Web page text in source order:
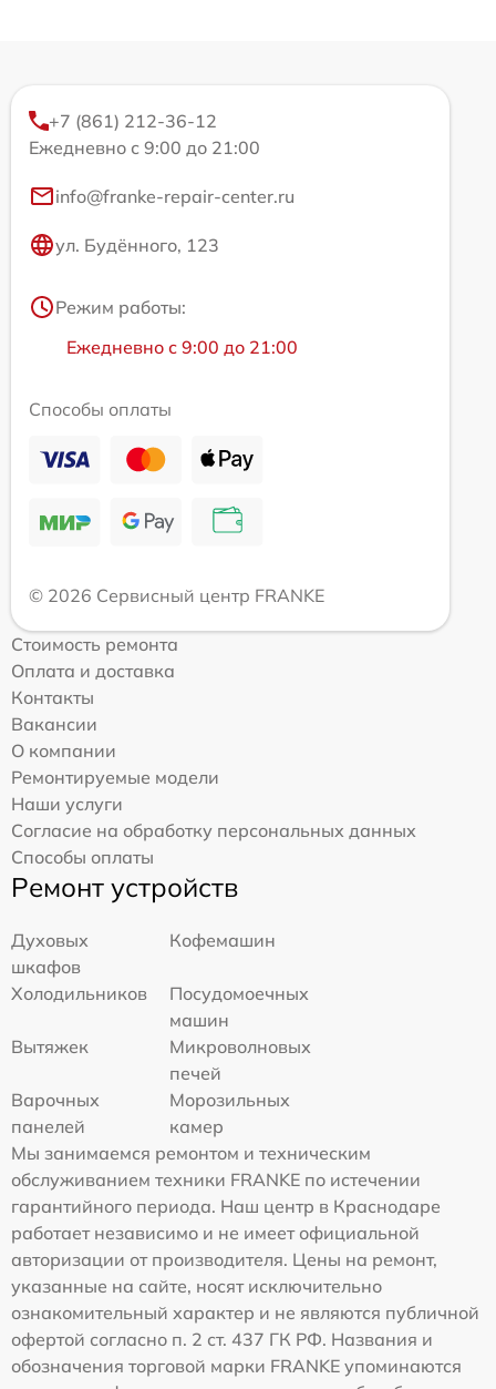
+7 (861) 212-36-12
Ежедневно с 9:00 до 21:00
info@franke-repair-center.ru
ул. Будённого, 123
Режим работы:
Ежедневно с 9:00 до 21:00
Способы оплаты
© 2026 Сервисный центр FRANKE
Стоимость ремонта
Оплата и доставка
Контакты
Вакансии
О компании
Ремонтируемые модели
Наши услуги
Согласие на обработку персональных данных
Способы оплаты
Ремонт устройств
Духовых
шкафов
Кофемашин
Холодильников
Посудомоечных
машин
Вытяжек
Микроволновых
печей
Варочных
панелей
Морозильных
камер
Мы занимаемся ремонтом и техническим
обслуживанием техники FRANKE по истечении
гарантийного периода. Наш центр в Краснодаре
работает независимо и не имеет официальной
авторизации от производителя. Цены на ремонт,
указанные на сайте, носят исключительно
ознакомительный характер и не являются публичной
офертой согласно п. 2 ст. 437 ГК РФ. Названия и
обозначения торговой марки FRANKE упоминаются